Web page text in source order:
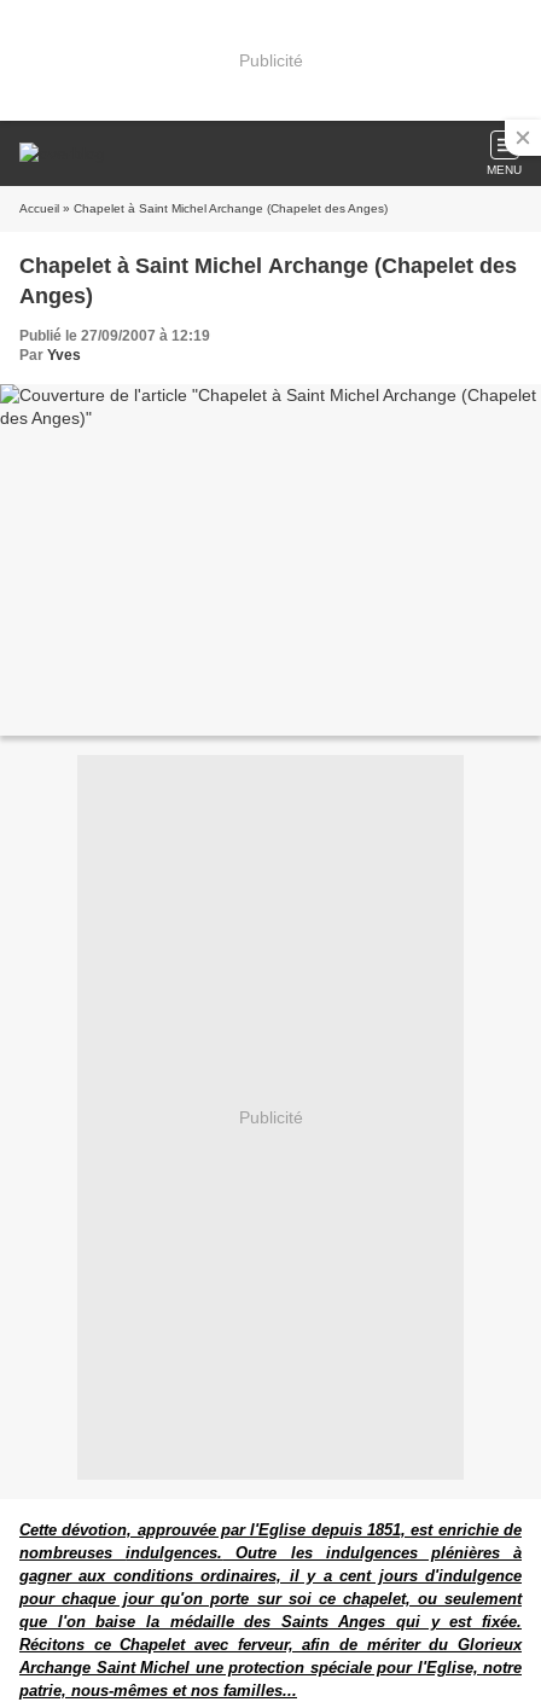
Publicité
MENU
Accueil » Chapelet à Saint Michel Archange (Chapelet des Anges)
Chapelet à Saint Michel Archange (Chapelet des
Anges)
Publié le 27/09/2007 à 12:19
Par Yves
Publicité
Cette dévotion, approuvée par l'Eglise depuis 1851, est enrichie de
nombreusesindulgences. Outre les indulgences plénières à
gagner aux conditions ordinaires, il y a cent jours d'indulgence
pour chaque jour qu'on porte sur soi ce chapelet, ou seulement
que l'on baise la médaille des Saints Anges qui y est fixée.
Récitons ce Chapelet avec ferveur, afin de mériter du Glorieux
Archange Saint Michel une protection spéciale pour l'Eglise, notre
patrie, nous-mêmes et nos familles...